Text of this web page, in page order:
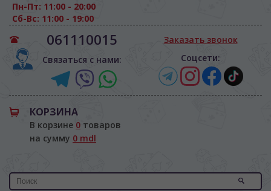
Пн-Пт: 11:00 - 20:00
Сб-Вс: 11:00 - 19:00
061110015
Связаться с нами:
Заказать звонок
Соцсети:
КОРЗИНА
В корзине 0 товаров
на сумму 0 mdl